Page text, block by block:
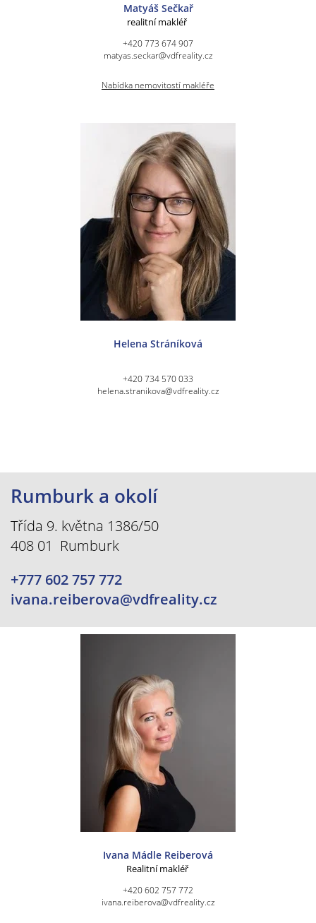
Matyáš Sečkař
realitní makléř
+420 773 674 907
matyas.seckar@vdfreality.cz
Nabídka nemovitostí makléře
Helena Stráníková
+420 734 570 033
helena.stranikova@vdfreality.cz
Rumburk a okolí
Třída 9. května 1386/50
408 01 Rumburk
+777 602 757 772
ivana.reiberova@vdfreality.cz
Ivana Mádle Reiberová
Realitní makléř
+420 602 757 772
ivana.reiberova@vdfreality.cz